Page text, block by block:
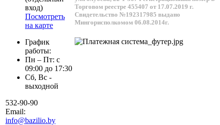
вход)
Посмотреть
на карте
График
работы:
Пн – Пт: с
09:00 до 17:30
Сб, Вс -
выходной
532-90-90
Email:
info@bazilio.by
Торговом реестре 455407 от 17.07.2019 г.
Свидетельство №192317985 выдано
Мингорисполкомом 06.08.2014г.